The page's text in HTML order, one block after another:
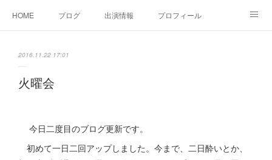
HOME ブログ 出演情報 プロフィール
2016.11.22 17:01
火曜会
今日二度目のブログ更新です。
初めて一日二回アップしました。今まで、二日酔いとか、